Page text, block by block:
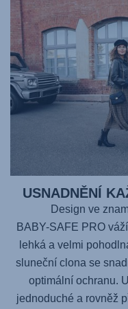
USNADNĚNÍ
Design ve
BABY-SAFE PRO
lehká a velmi
sluneční clona se
optimální ochranu.
jednoduché a rovněž